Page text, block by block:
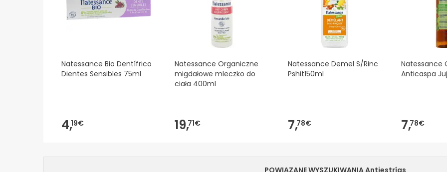
Natessance Bio Dentífrico
Dientes Sensibles 75ml
4,19€
Natessance Organiczne
migdałowe mleczko do
ciała 400ml
19,71€
Natessance Demel S/Rinc
Pshit150ml
7,78€
Natessance
Anticaspa
7,78€
POWIĄZANE WYSZUKIWANIA Antiestrías